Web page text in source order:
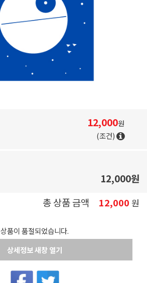
12,000원
(조건)
12,000원
총 상품 금액
12,000 원
상품이 품절되었습니다.
상세정보 새창 열기